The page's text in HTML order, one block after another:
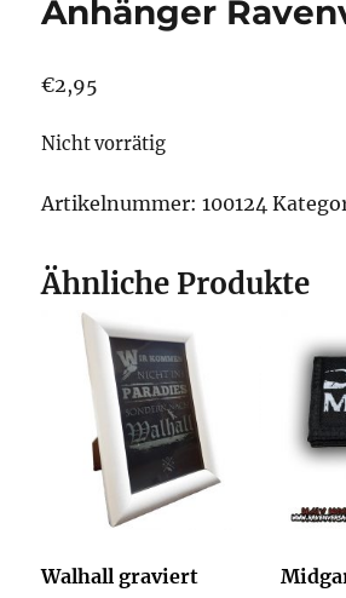
Anhänger
€2,95
Nicht vorrätig
Artikelnummer:100124
Ähnliche Produkte
Walhall graviert